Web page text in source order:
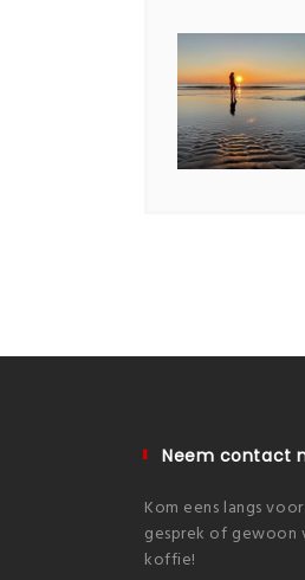
Neem contact
Kom eens langs
gesprek of gewoon
koffie!